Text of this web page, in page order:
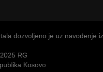
dozvoljeno je uz navođenje
RG
Kosovo